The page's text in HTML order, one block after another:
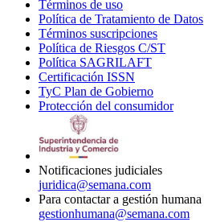
Términos de uso
in
new
window
Política de Tratamiento de Datos
Términos suscripciones
in
Política de Riesgos C/ST
Política SAGRILAFT
new
window
Certificación ISSN
in
new
TyC Plan de Gobierno
in
Protección del consumidorOpens
Notificaciones judiciales
juridica@semana.com
Para contactar a gestión humana
gestionhumana@semana.com